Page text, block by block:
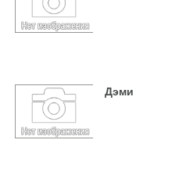
Дэми